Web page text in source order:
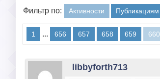
Фильтр по: Активности Публикациям
1 ... 656 657 658 659 660
libbyforth713